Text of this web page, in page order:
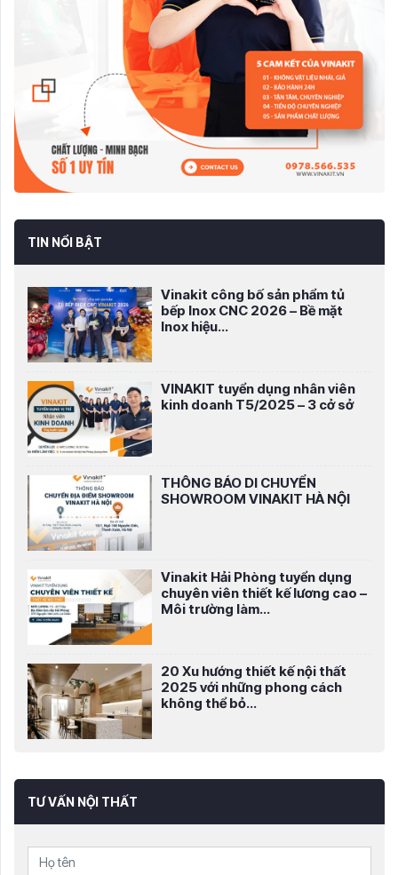
TIN NỔI BẬT
Vinakit công bố sản phẩm tủ
bếp Inox CNC 2026 – Bề mặt
Inox hiệu...
VINAKIT tuyển dụng nhân viên
kinh doanh T5/2025 – 3 cở sở
THÔNG BÁO DI CHUYỂN
SHOWROOM VINAKIT HÀ NỘI
Vinakit Hải Phòng tuyển dụng
chuyên viên thiết kế lương cao –
Môi trường làm...
20 Xu hướng thiết kế nội thất
2025 với những phong cách
không thể bỏ...
TƯ VẤN NỘI THẤT